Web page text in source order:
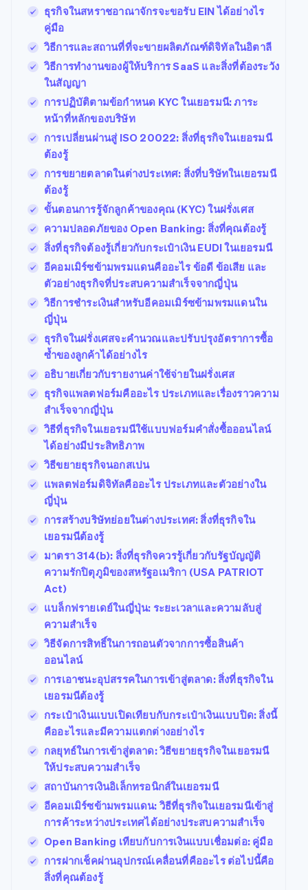
ธุรกิจในสหราชอาณาจักรจะขอรับ EIN ได้อย่างไร
คู่มือ
วิธีการและสถานที่ที่จะขายผลิตภัณฑ์ดิจิทัลในอิตาลี
วิธีการทํางานของผู้ให้บริการ SaaS และสิ่งที่ต้องระวัง
ในสัญญา
การปฏิบัติตามข้อกําหนด KYC ในเยอรมนี: ภาระ
หน้าที่หลักของบริษัท
การเปลี่ยนผ่านสู่ ISO 20022: สิ่งที่ธุรกิจในเยอรมนี
ต้องรู้
การขยายตลาดในต่างประเทศ: สิ่งที่บริษัทในเยอรมนี
ต้องรู้
ขั้นตอนการรู้จักลูกค้าของคุณ (KYC) ในฝรั่งเศส
ความปลอดภัยของ Open Banking: สิ่งที่คุณต้องรู้
สิ่งที่ธุรกิจต้องรู้เกี่ยวกับกระเป๋าเงิน EUDI ในเยอรมนี
อีคอมเมิร์ซข้ามพรมแดนคืออะไร ข้อดี ข้อเสีย และ
ตัวอย่างธุรกิจที่ประสบความสำเร็จจากญี่ปุ่น
วิธีการชําระเงินสําหรับอีคอมเมิร์ซข้ามพรมแดนใน
ญี่ปุ่น
ธุรกิจในฝรั่งเศสจะคำนวณและปรับปรุงอัตราการซื้อ
ซ้ำของลูกค้าได้อย่างไร
อธิบายเกี่ยวกับรายงานค่าใช้จ่ายในฝรั่งเศส
ธุรกิจแพลตฟอร์มคืออะไร ประเภทและเรื่องราวความ
สําเร็จจากญี่ปุ่น
วิธีที่ธุรกิจในเยอรมนีใช้แบบฟอร์มคําสั่งซื้อออนไลน์
ได้อย่างมีประสิทธิภาพ
วิธีขยายธุรกิจนอกสเปน
แพลตฟอร์มดิจิทัลคืออะไร ประเภทและตัวอย่างใน
ญี่ปุ่น
การสร้างบริษัทย่อยในต่างประเทศ: สิ่งที่ธุรกิจใน
เยอรมนีต้องรู้
มาตรา 314(b): สิ่งที่ธุรกิจควรรู้เกี่ยวกับรัฐบัญญัติ
ความรักปิตุภูมิของสหรัฐอเมริกา (USA PATRIOT
Act)
แบล็กฟรายเดย์ในญี่ปุ่น: ระยะเวลาและความลับสู่
ความสําเร็จ
วิธีจัดการสิทธิ์ในการถอนตัวจากการซื้อสินค้า
ออนไลน์
การเอาชนะอุปสรรคในการเข้าสู่ตลาด: สิ่งที่ธุรกิจใน
เยอรมนีต้องรู้
กระเป๋าเงินแบบเปิดเทียบกับกระเป๋าเงินแบบปิด: สิ่งนี้
คืออะไรและมีความแตกต่างอย่างไร
กลยุทธ์ในการเข้าสู่ตลาด: วิธีขยายธุรกิจในเยอรมนี
ให้ประสบความสําเร็จ
สถาบันการเงินอิเล็กทรอนิกส์ในเยอรมนี
อีคอมเมิร์ซข้ามพรมแดน: วิธีที่ธุรกิจในเยอรมนีเข้าสู่
การค้าระหว่างประเทศได้อย่างประสบความสำเร็จ
Open Banking เทียบกับการเงินแบบเชื่อมต่อ: คู่มือ
การฝากเช็คผ่านอุปกรณ์เคลื่อนที่คืออะไร ต่อไปนี้คือ
สิ่งที่คุณต้องรู้